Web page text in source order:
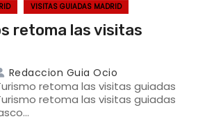
VISITAS GUIADAS MADRID
retoma las visitas
Redaccion Guia Ocio
retoma las visitas guiadas
retoma las visitas guiadas